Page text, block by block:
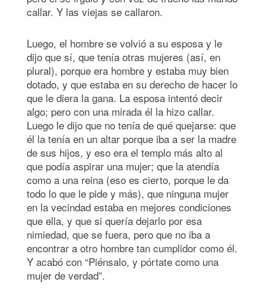
callar. Y las viejas se callaron.
Luego, el hombre se volvió a su esposa y le
dijo que sí, que tenía otras mujeres (así, en
plural), porque era hombre y estaba muy bien
dotado, y que estaba en su derecho de hacer lo
que le diera la gana. La esposa intentó decir
algo; pero con una mirada él la hizo callar.
Luego le dijo que no tenía de qué quejarse: que
él la tenía en un altar porque iba a ser la madre
de sus hijos, y eso era el templo más alto al
que podía aspirar una mujer; que la atendía
como a una reina (eso es cierto, porque le da
todo lo que le pide y más), que ninguna mujer
en la vecindad estaba en mejores condiciones
que ella, y que si quería dejarlo por esa
nimiedad, que se fuera, pero que no iba a
encontrar a otro hombre tan cumplidor como él.
Y acabó con “Piénsalo, y pórtate como una
mujer de verdad”.